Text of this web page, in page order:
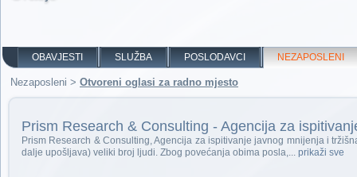
OBAVJESTI SLUŽBA POSLODAVCI NEZAPOSLENI
Nezaposleni > Otvoreni oglasi za radno mjesto
Prism Research & Consulting - Agencija za
Prism Research & Consulting, Agencija za ispitivanje javnog mnijenja i
dalje upošljava) veliki broj ljudi. Zbog povećanja obima posla,... prikaži sve